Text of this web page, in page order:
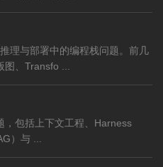
理与部署中的编程栈问题。前几
、Transfo ...
，包括上下文工程、Harness
）与 ...